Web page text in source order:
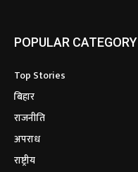
POPULAR CATEGORY
Top Stories
बिहार
राजनीति
अपराध
राष्ट्रीय